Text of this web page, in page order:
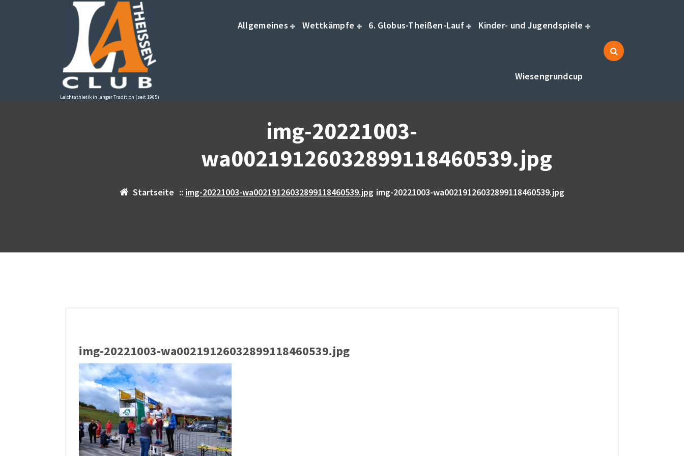
Leichtathletik in langer Tradition (seit 1965)
Allgemeines Wettkämpfe 6. Globus-Theißen-Lauf Kinder- und Jugendspiele
Wiesengrundcup
img-20221003-
wa00219126032899118460539.jpg
Startseite :: img-20221003-wa00219126032899118460539.jpg img-20221003-wa00219126032899118460539.jpg
img-20221003-wa00219126032899118460539.jpg